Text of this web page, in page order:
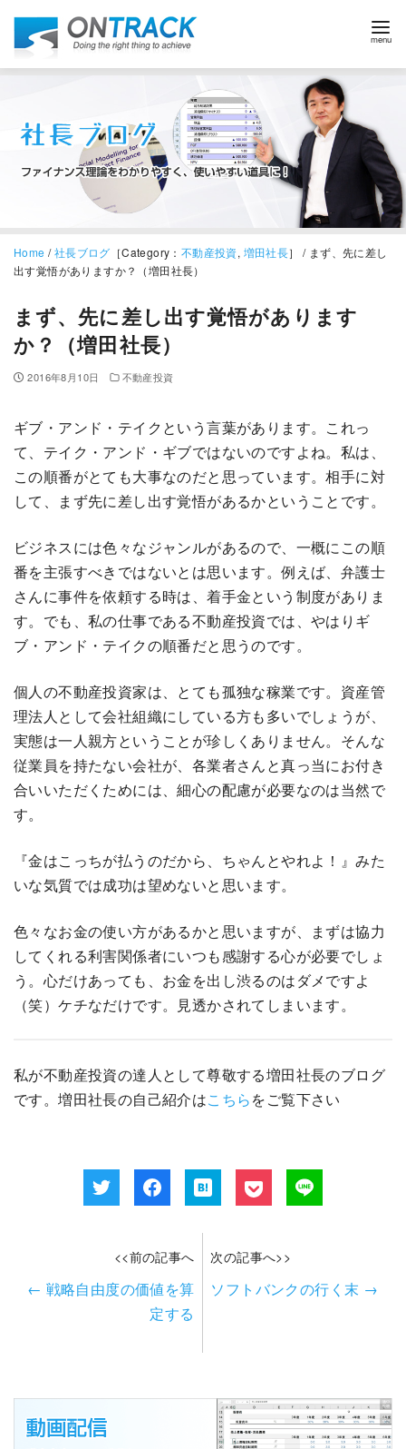
Home /社長ブログ ［Category： 不動産投資, 増田社長］ / まず、先に差し
出す覚悟がありますか？（増田社長）
まず、先に差し出す覚悟があります
か？（増田社長）
2016年8月10日 不動産投資
ギブ・アンド・テイクという言葉があります。これっ
て、テイク・アンド・ギブではないのですよね。私は、
この順番がとても大事なのだと思っています。相手に対
して、まず先に差し出す覚悟があるかということです。
ビジネスには色々なジャンルがあるので、一概にこの順
番を主張すべきではないとは思います。例えば、弁護士
さんに事件を依頼する時は、着手金という制度がありま
す。でも、私の仕事である不動産投資では、やはりギ
ブ・アンド・テイクの順番だと思うのです。
個人の不動産投資家は、とても孤独な稼業です。資産管
理法人として会社組織にしている方も多いでしょうが、
実態は一人親方ということが珍しくありません。そんな
従業員を持たない会社が、各業者さんと真っ当にお付き
合いいただくためには、細心の配慮が必要なのは当然で
す。
『金はこっちが払うのだから、ちゃんとやれよ！』みた
いな気質では成功は望めないと思います。
色々なお金の使い方があるかと思いますが、まずは協力
してくれる利害関係者にいつも感謝する心が必要でしょ
う。心だけあっても、お金を出し渋るのはダメですよ
（笑）ケチなだけです。見透かされてしまいます。
私が不動産投資の達人として尊敬する増田社長のブログ
です。増田社長の自己紹介はこちらをご覧下さい
<<前の記事へ
← 戦略自由度の価値を算
定する
次の記事へ>>
ソフトバンクの行く末 →